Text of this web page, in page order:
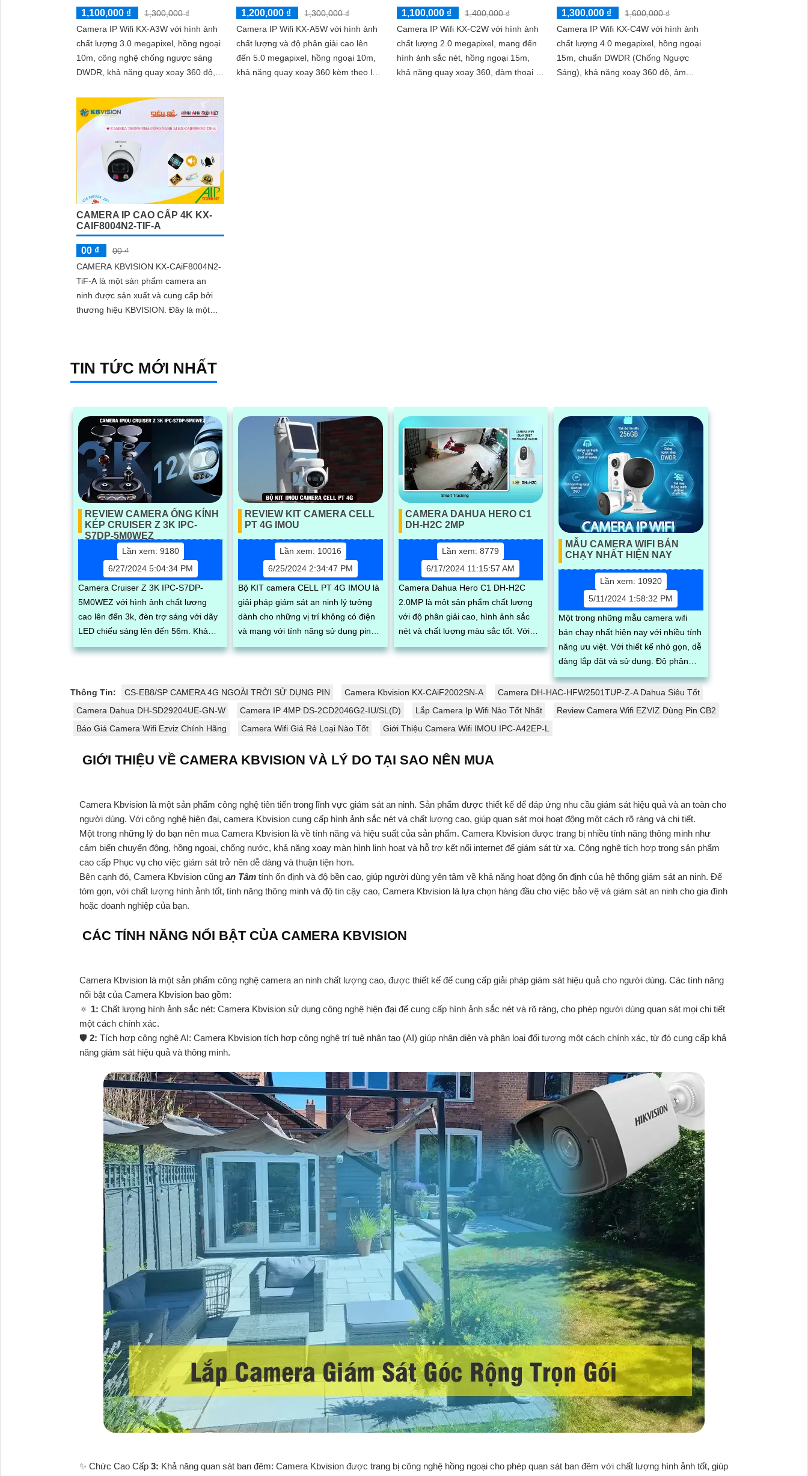
1,100,000 ₫
1,300,000 ₫
Camera IP Wifi KX-A3W với hình ảnh
chất lượng 3.0 megapixel, hồng ngoại
10m, công nghệ chống ngược sáng
DWDR, khả năng quay xoay 360 độ,
1,200,000 ₫
1,300,000 ₫
Camera IP Wifi KX-A5W với hình ảnh
chất lượng và độ phân giải cao lên
đến 5.0 megapixel, hồng ngoại 10m,
khả năng quay xoay 360 kèm theo loa
1,100,000 ₫
1,400,000 ₫
Camera IP Wifi KX-C2W với hình ảnh
chất lượng 2.0 megapixel, mang đến
hình ảnh sắc nét, hồng ngoại 15m,
khả năng quay xoay 360, đàm thoại 2
1,300,000 ₫
1,600,000 ₫
Camera IP Wifi KX-C4W với hình ảnh
chất lượng 4.0 megapixel, hồng ngoại
15m, chuẩn DWDR (Chống Ngược
Sáng), khả năng xoay 360 độ, âm
CAMERA IP CAO CẤP 4K KX-
CAIF8004N2-TIF-A
00 ₫
00 ₫
CAMERA KBVISION KX-CAiF8004N2-
TiF-A là một sản phẩm camera an
ninh được sản xuất và cung cấp bởi
thương hiệu KBVISION. Đây là một
TIN TỨC MỚI NHẤT
REVIEW CAMERA ỐNG KÍNH
KÉP CRUISER Z 3K IPC-
S7DP-5M0WEZ
Lần xem: 9180
6/27/2024 5:04:34 PM
Camera Cruiser Z 3K IPC-S7DP-
5M0WEZ với hình ảnh chất lượng
cao lên đến 3k, đèn trợ sáng với dãy
LED chiếu sáng lên đến 56m. Khả
năng quay xoay, zoom 12x cùng góc
REVIEW KIT CAMERA CELL
PT 4G IMOU
Lần xem: 10016
6/25/2024 2:34:47 PM
Bộ KIT camera CELL PT 4G IMOU là
giải pháp giám sát an ninh lý tưởng
dành cho những vị trí không có điện
và mạng với tính năng sử dụng pin
năng lượng mặt trời và sim 4G. Ngoài
CAMERA DAHUA HERO C1
DH-H2C 2MP
Lần xem: 8779
6/17/2024 11:15:57 AM
Camera Dahua Hero C1 DH-H2C
2.0MP là một sản phẩm chất lượng
với độ phân giải cao, hình ảnh sắc
nét và chất lượng màu sắc tốt. Với
thiết kế nhỏ gọn, dễ lắp đặt và linh
MẪU CAMERA WIFI BÁN
CHẠY NHẤT HIỆN NAY
Lần xem: 10920
5/11/2024 1:58:32 PM
Một trong những mẫu camera wifi
bán chạy nhất hiện nay với nhiều tính
năng ưu việt. Với thiết kế nhỏ gọn, dễ
dàng lắp đặt và sử dụng. Độ phân
giải cao giúp hình ảnh rõ nét và sắc
nét
Thông Tin: CS-EB8/SP CAMERA 4G NGOÀI TRỜI SỬ DỤNG PIN Camera Kbvision KX-CAiF2002SN-A
Camera DH-HAC-HFW2501TUP-Z-A Dahua Siêu Tốt
Camera Dahua DH-SD29204UE-GN-W
Camera IP 4MP DS-2CD2046G2-IU/SL(D) Lắp Camera Ip Wifi Nào Tốt Nhất
Review Camera Wifi EZVIZ Dùng Pin CB2
Báo Giá Camera Wifi Ezviz Chính Hãng
Camera Wifi Giá Rẻ Loại Nào Tốt Giới Thiệu Camera Wifi IMOU IPC-A42EP-L
GIỚI THIỆU VỀ CAMERA KBVISION VÀ LÝ DO TẠI SAO NÊN MUA
Camera Kbvision là một sản phẩm công nghệ tiên tiến trong lĩnh vực giám sát an ninh. Sản phẩm được thiết kế để đáp ứng nhu cầu giám sát hiệu quả và an toàn cho
người dùng. Với công nghệ hiện đại, camera Kbvision cung cấp hình ảnh sắc nét và chất lượng cao, giúp quan sát mọi hoạt động một cách rõ ràng và chi tiết.
Một trong những lý do bạn nên mua Camera Kbvision là về tính năng và hiệu suất của sản phẩm. Camera Kbvision được trang bị nhiều tính năng thông minh như
cảm biến chuyển động, hồng ngoại, chống nước, khả năng xoay màn hình linh hoạt và hỗ trợ kết nối internet để giám sát từ xa. Cộng nghệ tích hợp trong sản phẩm
cao cấp Phục vụ cho việc giám sát trở nên dễ dàng và thuận tiện hơn.
Bên cạnh đó, Camera Kbvision cũng an Tâm tính ổn định và độ bền cao, giúp người dùng yên tâm về khả năng hoạt động ổn định của hệ thống giám sát an ninh. Để
tóm gọn, với chất lượng hình ảnh tốt, tính năng thông minh và độ tin cậy cao, Camera Kbvision là lựa chọn hàng đầu cho việc bảo vệ và giám sát an ninh cho gia đình
hoặc doanh nghiệp của bạn.
CÁC TÍNH NĂNG NỔI BẬT CỦA CAMERA KBVISION
Camera Kbvision là một sản phẩm công nghệ camera an ninh chất lượng cao, được thiết kế để cung cấp giải pháp giám sát hiệu quả cho người dùng. Các tính năng
nổi bật của Camera Kbvision bao gồm:
🔅 1: Chất lượng hình ảnh sắc nét: Camera Kbvision sử dụng công nghệ hiện đại để cung cấp hình ảnh sắc nét và rõ ràng, cho phép người dùng quan sát mọi chi tiết
một cách chính xác.
🛡 2: Tích hợp công nghệ AI: Camera Kbvision tích hợp công nghệ trí tuệ nhân tạo (AI) giúp nhận diện và phân loại đối tượng một cách chính xác, từ đó cung cấp khả
năng giám sát hiệu quả và thông minh.
✨ Chức Cao Cấp 3: Khả năng quan sát ban đêm: Camera Kbvision được trang bị công nghệ hồng ngoại cho phép quan sát ban đêm với chất lượng hình ảnh tốt, giúp